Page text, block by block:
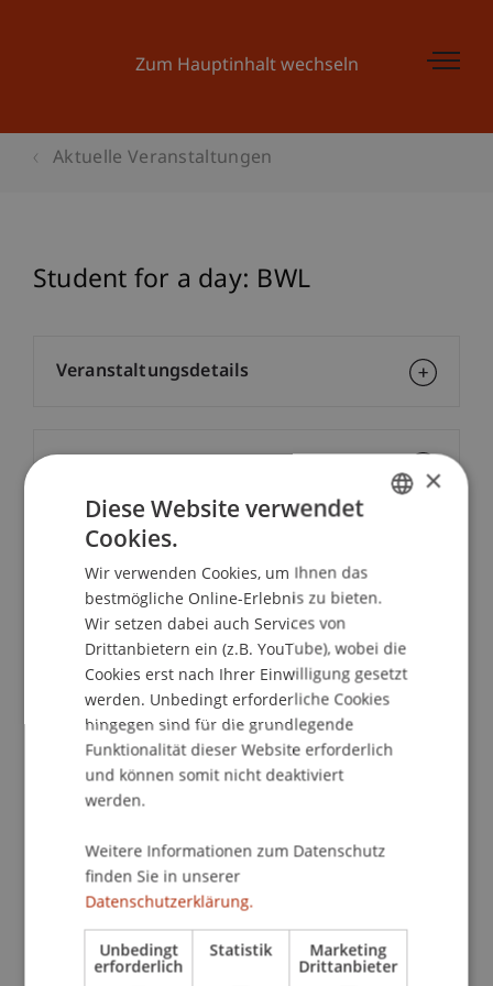
Zum Hauptinhalt wechseln
Aktuelle Veranstaltungen
Student for a day: BWL
School/Professur:
Studienservice
"Student for a day" bietet interessierten
Schülerinnen und Schülern der letzten und
vorletzten Schulstufe die Möglichkeit, einen
Einblick ins BWL Studium und den Studienalltag
zu bekommen.
Am Programm stehen:
> Rundgang am Campus
> Informationen zur Uni, zu den Zielsetzungen
und zum Aufbau des BWL-Studiums
> Gesprächsrunde und Erfahrungsaustausch mit
Studierenden der Universität Liechtenstein
Veranstaltungsdetails
×
Diese Website verwendet
Cookies.
Wir verwenden Cookies, um Ihnen das
bestmögliche Online-Erlebnis zu bieten.
Wir setzen dabei auch Services von
Drittanbietern ein (z.B. YouTube), wobei die
Cookies erst nach Ihrer Einwilligung gesetzt
werden. Unbedingt erforderliche Cookies
hingegen sind für die grundlegende
Funktionalität dieser Website erforderlich
und können somit nicht deaktiviert
werden.
Weitere Informationen zum Datenschutz
finden Sie in unserer
Datenschutzerklärung.
Unbedingt
erforderlich
Statistik Marketing
Drittanbieter